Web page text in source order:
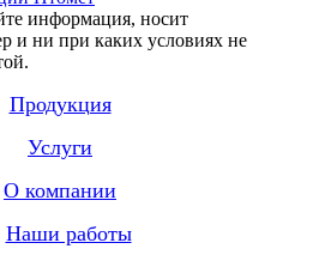
информация, носит
и ни при каких условиях не
Продукция
Услуги
О компании
Наши работы